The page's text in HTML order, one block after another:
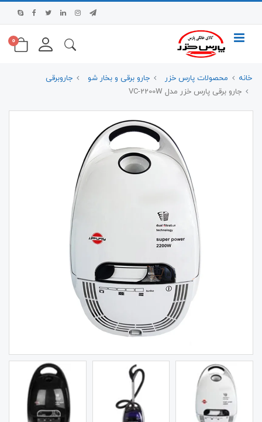
0
خانه محصولات پارس خزر جارو برقی و بخار شو
جاروبرقی
جارو برقی پارس خزر مدل VC-2200W